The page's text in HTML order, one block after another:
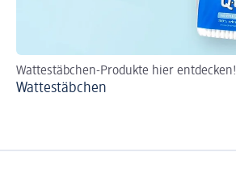
Wattestäbchen-Produkte hier entdecken!
Wattestäbchen